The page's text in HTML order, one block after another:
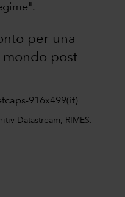
per una
post-
Datastream, RIMES.